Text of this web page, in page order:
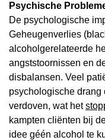
Psychische
De psychologische
Geheugenverlies
alcoholgerelateerde
angststoornissen en
disbalansen. Veel
psychologische drang
verdoven, wat het
kampten cliënten bij
idee géén alcohol te